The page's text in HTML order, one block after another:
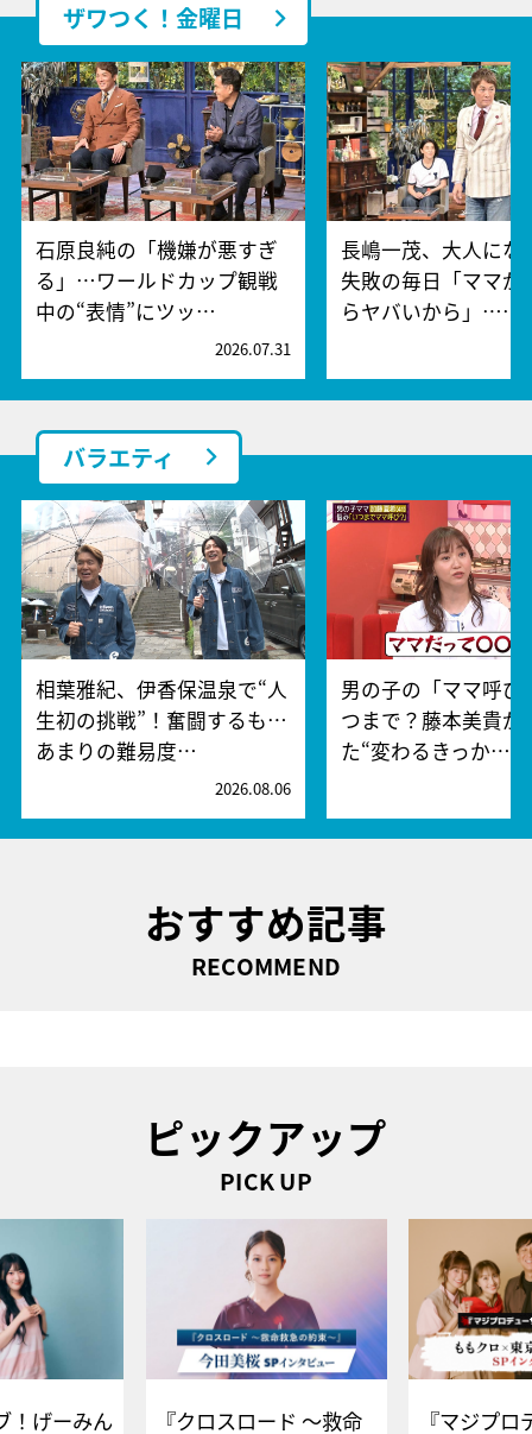
ザワつく！金曜日
石原良純の「機嫌が悪すぎ
る」…ワールドカップ観戦
中の“表情”にツッ…
2026.07.31
長嶋一茂、大人にな
失敗の毎日「ママが
らヤバいから」……
バラエティ
相葉雅紀、伊香保温泉で“人
生初の挑戦”！奮闘するも…
あまりの難易度…
2026.08.06
男の子の「ママ呼び
つまで？藤本美貴が
た“変わるきっか…
おすすめ記事
RECOMMEND
ピックアップ
PICK UP
！げーみん 『クロスロード ～救命 『マジプロ